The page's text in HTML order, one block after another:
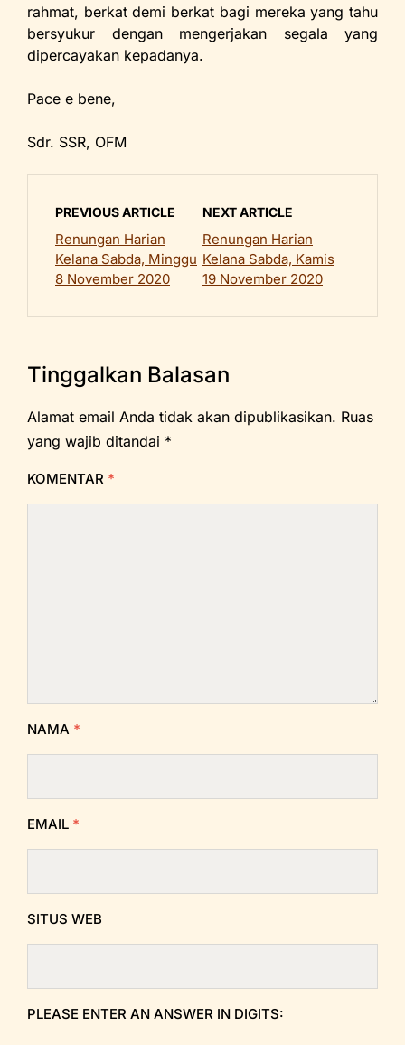
rahmat, berkat demi berkat bagi mereka yang tahu
bersyukur dengan mengerjakan segala yang
dipercayakan kepadanya.
Pace e bene,
Sdr. SSR, OFM
PREVIOUS ARTICLE
Renungan Harian
Kelana Sabda, Minggu
8 November 2020
NEXT ARTICLE
Renungan Harian
Kelana Sabda, Kamis
19 November 2020
Tinggalkan Balasan
Alamat email Anda tidak akan dipublikasikan. Ruas
yang wajib ditandai *
KOMENTAR *
NAMA *
EMAIL *
SITUS WEB
PLEASE ENTER AN ANSWER IN DIGITS: